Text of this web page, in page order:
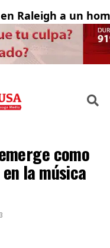
Raleigh a un
como
la música